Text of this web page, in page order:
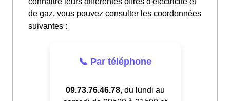
de gaz, vous pouvez consulter les coordonnées
suivantes :
📞 Par téléphone
09.73.76.46.78, du lundi au